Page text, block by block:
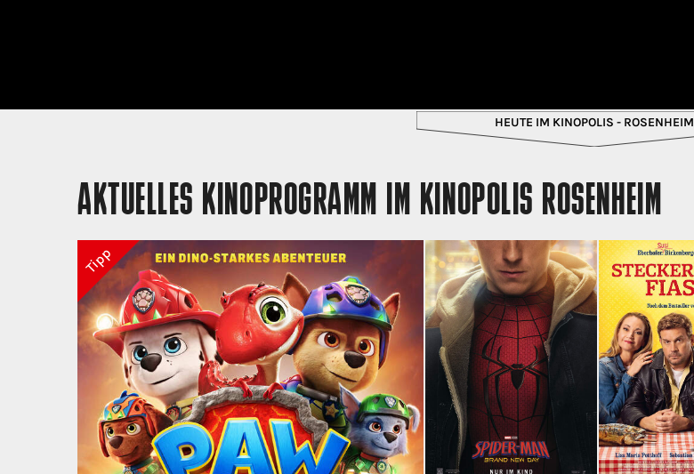
HEUTE IM KINOPOLIS - ROSENHEIM
AKTUELLES KINOPROGRAMM IM KINOPOLIS ROSENHEIM
Tipp